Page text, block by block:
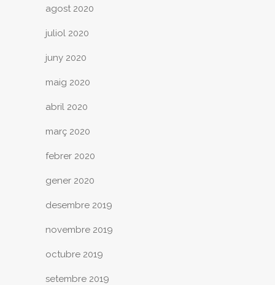
agost 2020
juliol 2020
juny 2020
maig 2020
abril 2020
març 2020
febrer 2020
gener 2020
desembre 2019
novembre 2019
octubre 2019
setembre 2019